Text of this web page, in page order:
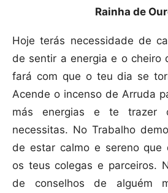
Rainha de
Hoje terás necessidade de
de sentir a energia e o cheiro
fará com que o teu dia se
Acende o incenso de Arruda
más energias e te trazer
necessitas. No Trabalho
de estar calmo e sereno que
os teus colegas e parceiros.
de conselhos de alguém